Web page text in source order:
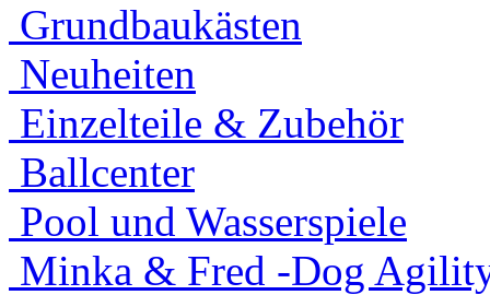
Grundbaukästen
Neuheiten
Einzelteile & Zubehör
Ballcenter
Pool und Wasserspiele
Minka & Fred -Dog